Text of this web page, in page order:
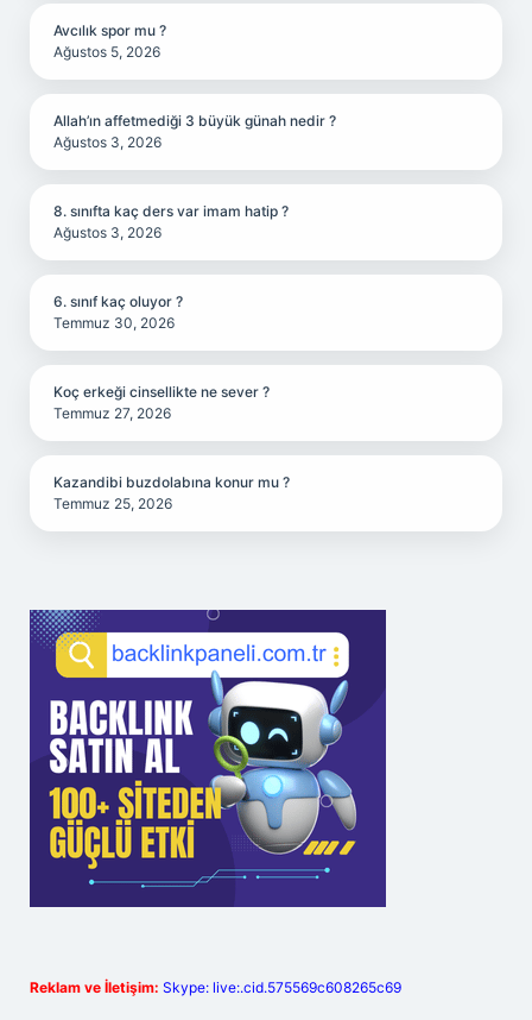
Avcılık spor mu ?
Ağustos 5, 2026
Allah’ın affetmediği 3 büyük günah nedir ?
Ağustos 3, 2026
8. sınıfta kaç ders var imam hatip ?
Ağustos 3, 2026
6. sınıf kaç oluyor ?
Temmuz 30, 2026
Koç erkeği cinsellikte ne sever ?
Temmuz 27, 2026
Kazandibi buzdolabına konur mu ?
Temmuz 25, 2026
Reklam ve İletişim: Skype: live:.cid.575569c608265c69